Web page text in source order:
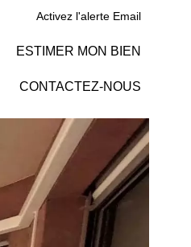
Activez l'alerte Email
ESTIMER MON BIEN
CONTACTEZ-NOUS